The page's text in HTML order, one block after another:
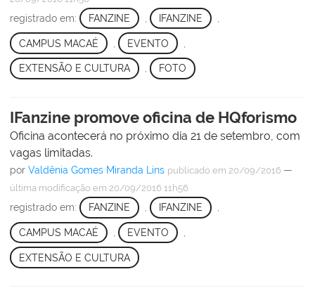
registrado em: FANZINE IFANZINE
CAMPUS MACAÉ EVENTO
EXTENSÃO E CULTURA , FOTO
IFanzine promove oficina de HQforismo
Oficina acontecerá no próximo dia 21 de setembro, com
vagas limitadas.
por Valdênia Gomes Miranda Lins publicado em 20/09/2016 —
última modificação em 20/09/2016 11h56
registrado em: FANZINE IFANZINE
CAMPUS MACAÉ EVENTO
EXTENSÃO E CULTURA